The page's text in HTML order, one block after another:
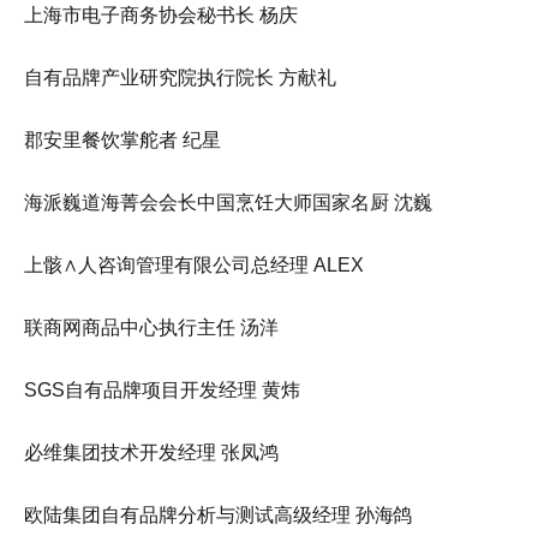
上海市电子商务协会秘书长 杨庆
自有品牌产业研究院执行院长 方献礼
郡安里餐饮掌舵者 纪星
海派巍道海菁会会长中国烹饪大师国家名厨 沈巍
上骸∧人咨询管理有限公司总经理 ALEX
联商网商品中心执行主任 汤洋
SGS自有品牌项目开发经理 黄炜
必维集团技术开发经理 张凤鸿
欧陆集团自有品牌分析与测试高级经理 孙海鸽